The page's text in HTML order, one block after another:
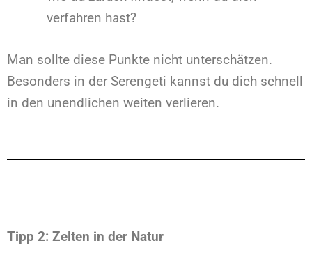
verfahren hast?
Man sollte diese Punkte nicht unterschätzen.
Besonders in der Serengeti kannst du dich schnell
in den unendlichen weiten verlieren.
Tipp 2: Zelten in der Natur